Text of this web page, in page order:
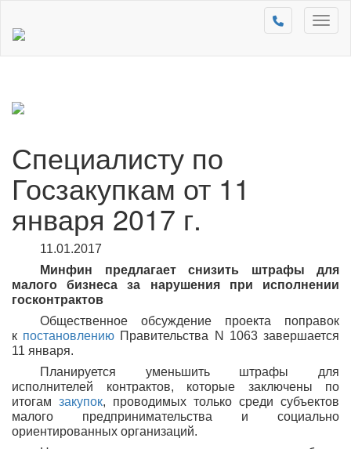
Специалисту по
Госзакупкам от 11
января 2017 г.
11.01.2017
Минфин предлагает снизить штрафы для
малого бизнеса за нарушения при исполнении
госконтрактов
Общественное обсуждение проекта поправок
к постановлению Правительства N 1063 завершается
11 января.
Планируется уменьшить штрафы для
исполнителей контрактов, которые заключены по
итогам закупок, проводимых только среди субъектов
малого предпринимательства и социально
ориентированных организаций.